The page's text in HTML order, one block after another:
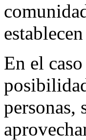
En el
personas,